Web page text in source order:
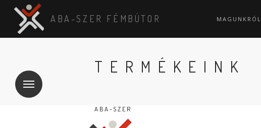
MAGUNKRÓL
ABA-SZER FÉMBÚTOR
TERMÉKEINK
ABA-SZER